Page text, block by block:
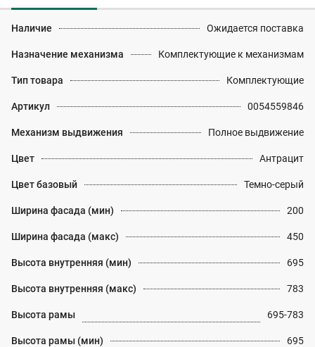
Наличие Ожидается поставка
Назначение механизма Комплектующие к механизмам
Тип товара Комплектующие
Артикул 0054559846
Механизм выдвижения Полное выдвижение
Цвет Антрацит
Цвет базовый Темно-серый
Ширина фасада (мин) 200
Ширина фасада (макс) 450
Высота внутренняя (мин) 695
Высота внутренняя (макс) 783
Высота рамы 695-783
Высота рамы (мин) 695